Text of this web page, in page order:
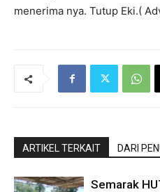
menerima nya. Tutup Eki.(
ARTIKEL TERKAIT DARI
Semarak